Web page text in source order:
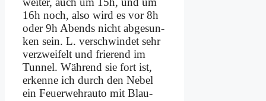
16h noch, al­so wird es vor 8h
oder 9h Abends nicht ab­ge­sun­
ken sein. L. ver­schwindet sehr
ver­zwei­felt und frie­rend im
Tun­nel. Wäh­rend sie fort ist,
er­ken­ne ich durch den Ne­bel
ein Feu­er­wehr­au­to mit Blau­